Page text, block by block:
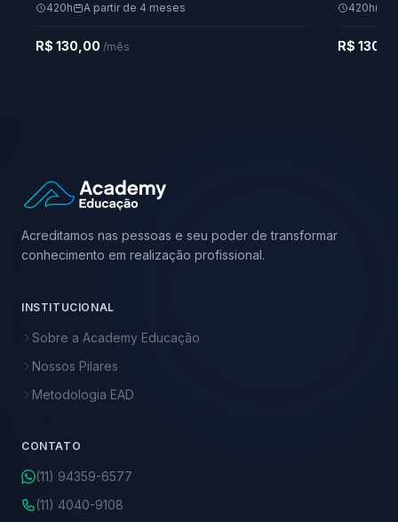
420h A partir de 4 meses
R$ 130,00 /mês
420h
R$
Acreditamos nas pessoas e seu poder de transformar
conhecimento em realização profissional.
INSTITUCIONAL
Sobre a Academy Educação
Nossos Pilares
Metodologia EAD
CONTATO
(11) 94359-6577
(11) 4040-9108